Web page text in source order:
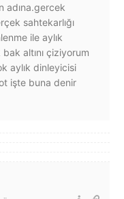
adına.gercek
sahtekarlığı
ile aylık
altını çiziyorum
aylık dinleyicisi
işte buna denir